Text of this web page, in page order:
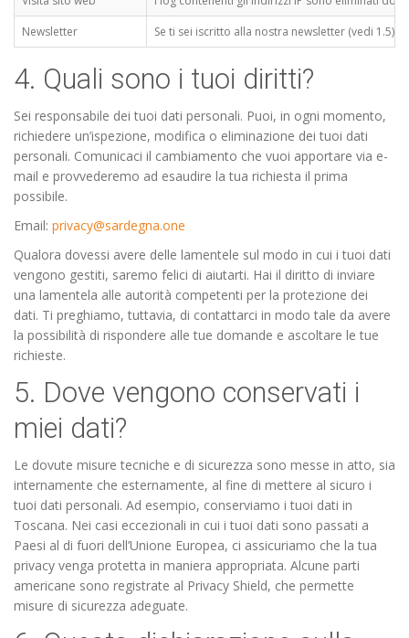
Newsletter
Se ti sei iscritto alla nostra newsletter (vedi
4. Quali sono i tuoi diritti?
Sei responsabile dei tuoi dati personali. Puoi, in ogni momento,
richiedere un’ispezione, modifica o eliminazione dei tuoi dati
personali. Comunicaci il cambiamento che vuoi apportare via e-
mail e provvederemo ad esaudire la tua richiesta il prima
possibile.
Email: privacy@sardegna.one
Qualora dovessi avere delle lamentele sul modo in cui i tuoi dati
vengono gestiti, saremo felici di aiutarti. Hai il diritto di inviare
una lamentela alle autorità competenti per la protezione dei
dati. Ti preghiamo, tuttavia, di contattarci in modo tale da avere
la possibilità di rispondere alle tue domande e ascoltare le tue
richieste.
5. Dove vengono conservati i
miei dati?
Le dovute misure tecniche e di sicurezza sono messe in atto, sia
internamente che esternamente, al fine di mettere al sicuro i
tuoi dati personali. Ad esempio, conserviamo i tuoi dati in
Toscana. Nei casi eccezionali in cui i tuoi dati sono passati a
Paesi al di fuori dell’Unione Europea, ci assicuriamo che la tua
privacy venga protetta in maniera appropriata. Alcune parti
americane sono registrate al Privacy Shield, che permette
misure di sicurezza adeguate.